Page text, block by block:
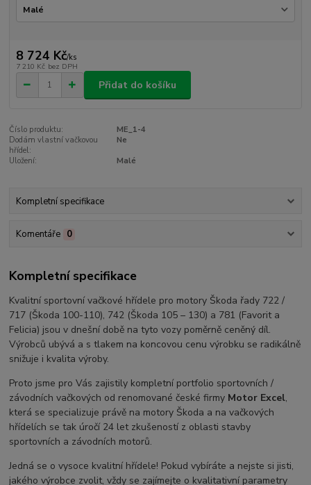
8 724 Kč/ks
7 210 Kč bez DPH
Přidat do košíku
Číslo produktu:
ME_1-4
Dodám vlastní vačkovou
hřídel:
Ne
Uložení:
Malé
Kompletní specifikace
Komentáře 0
Kompletní specifikace
Kvalitní sportovní vačkové hřídele pro motory Škoda řady 722 /
717 (Škoda 100-110), 742 (Škoda 105 – 130) a 781 (Favorit a
Felicia) jsou v dnešní době na tyto vozy poměrně ceněný díl.
Výrobců ubývá a s tlakem na koncovou cenu výrobku se radikálně
snižuje i kvalita výroby.
Proto jsme pro Vás zajistily kompletní portfolio sportovních /
závodních vačkových od renomované české firmy Motor Excel,
která se specializuje právě na motory Škoda a na vačkových
hřídelích se tak úročí 24 let zkušeností z oblasti stavby
sportovních a závodních motorů.
Jedná se o vysoce kvalitní hřídele! Pokud vybíráte a nejste si jisti,
jakého výrobce zvolit, vždy se zajímejte o kvalitativní parametry